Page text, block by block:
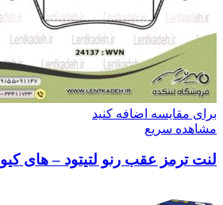
برای مقایسه اضافه کنید
مشاهده سریع
لنت ترمز عقب رنو لتیتود – های کیو HIQ